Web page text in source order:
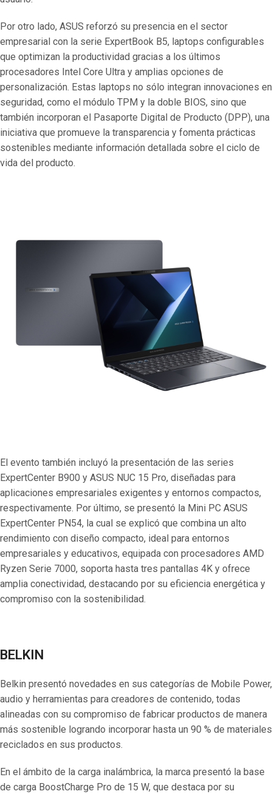
Por otro lado, ASUS reforzó su presencia en el sector
empresarial con la serie ExpertBook B5, laptops configurables
que optimizan la productividad gracias a los últimos
procesadores Intel Core Ultra y amplias opciones de
personalización. Estas laptops no sólo integran innovaciones en
seguridad, como el módulo TPM y la doble BIOS, sino que
también incorporan el Pasaporte Digital de Producto (DPP), una
iniciativa que promueve la transparencia y fomenta prácticas
sostenibles mediante información detallada sobre el ciclo de
vida del producto.
El evento también incluyó la presentación de las series
ExpertCenter B900 y ASUS NUC 15 Pro, diseñadas para
aplicaciones empresariales exigentes y entornos compactos,
respectivamente. Por último, se presentó la Mini PC ASUS
ExpertCenter PN54, la cual se explicó que combina un alto
rendimiento con diseño compacto, ideal para entornos
empresariales y educativos, equipada con procesadores AMD
Ryzen Serie 7000, soporta hasta tres pantallas 4K y ofrece
amplia conectividad, destacando por su eficiencia energética y
compromiso con la sostenibilidad.
BELKIN
Belkin presentó novedades en sus categorías de Mobile Power,
audio y herramientas para creadores de contenido, todas
alineadas con su compromiso de fabricar productos de manera
más sostenible logrando incorporar hasta un 90 % de materiales
reciclados en sus productos.
En el ámbito de la carga inalámbrica, la marca presentó la base
de carga BoostCharge Pro de 15 W, que destaca por su